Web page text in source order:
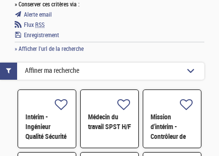
» Conserver ces critères via :
Alerte email
Flux RSS
Enregistrement
» Afficher l'url de la recherche
Intérim -
Ingénieur
Qualité Sécurité
Environnement
Médecin du
travail SPST H/F
Mission
d'intérim -
Contrôleur de
gestion H/F
Affiner ma recherche